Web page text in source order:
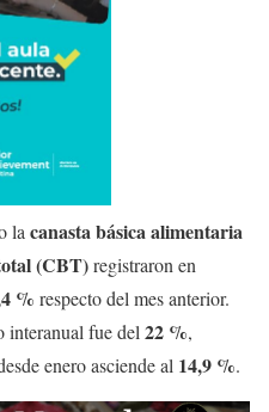
la canasta básica alimentaria
(CBT)registraron en
% respecto del mes anterior.
interanual fue del 22 %,
enero asciende al 14,9 %.